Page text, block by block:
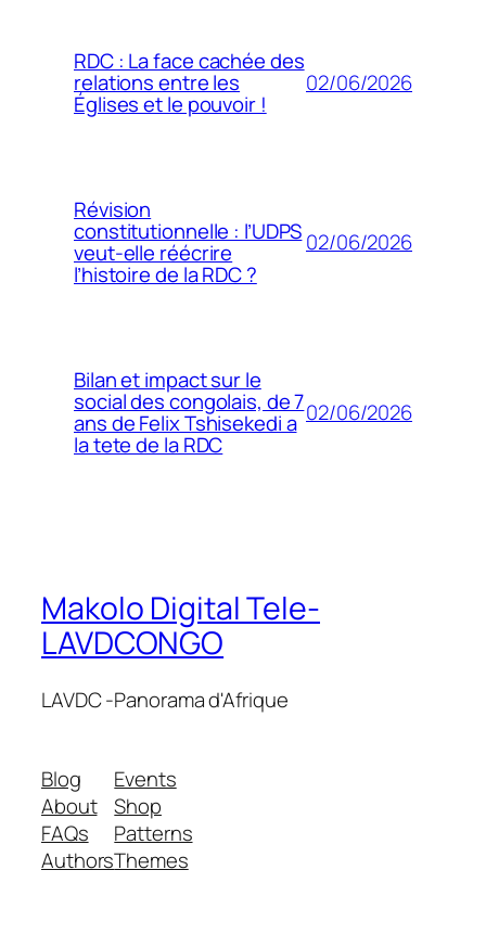
RDC : La face cachée des
relations entre les
Églises et le pouvoir !
02/06/2026
Révision
constitutionnelle : l’UDPS
veut-elle réécrire
l’histoire de la RDC ?
02/06/2026
Bilan et impact sur le
social des congolais, de 7
ans de Felix Tshisekedi a
la tete de la RDC
02/06/2026
Makolo Digital Tele-
LAVDCONGO
LAVDC -Panorama d'Afrique
Blog
About
FAQs
Authors
Events
Shop
Patterns
Themes